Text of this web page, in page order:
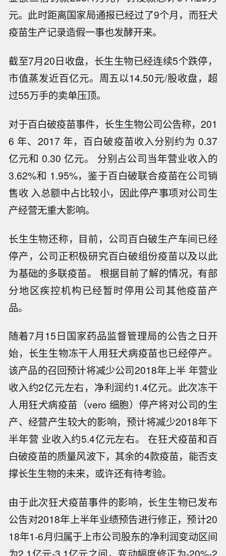
元。此时距离国家局通报已经过了9个月，而狂犬
疫苗生产记录造假一事也发酵开来。
截至7月20日收盘，长生生物已经连续5个跌停，
市值蒸发近百亿元。周五以14.50元/股收盘，超
过55万手的卖单压顶。
对于百白破疫苗事件，长生生物公司公告称，201
6 年、2017 年，百白破疫苗收入分别约为 0.37
亿元和 0.30 亿元。 分别占公司当年营业收入的
3.62%和 1.95%，鉴于百白破联合疫苗在公司销
售收 入总额中占比较小，因此停产事项对公司生
产经营无重大影响。
长生生物还称，目前，公司百白破生产车间已经
停产，公司正积极研究百白破组份疫苗以及以此
为基础的多联疫苗。 根据目前了解的情况，有部
分地区疾控机构已经暂时停用公司其他疫苗产
品。
随着7月15日国家药品监督管理局的公告之日开
始，长生生物冻干人用狂犬病疫苗也已经停产。
该产品的召回预计将减少公司2018年上半 年营业
收入约2亿元左右，净利润约1.4亿元。此次冻干
人用狂犬病疫苗（vero 细胞）停产将对公司的生
产、经营产生较大的影响，预计将减少2018年下
半年营 业收入约5.4亿元左右。 在狂犬疫苗和百
白破疫苗的质量风波下，其余的4款疫苗，能否支
撑长生生物的未来，或许还有待考验。
由于此次狂犬疫苗事件的影响，长生生物已发布
公告对2018年上半年业绩预告进行修正，预计20
18年1-6月归属于上市公司股东的净利润变动区间